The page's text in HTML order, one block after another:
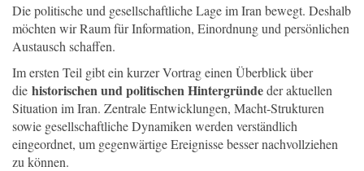
Die politische und gesellschaftliche Lage im Iran bewegt. Deshalb
möchten wir Raum für Information, Einordnung und persönlichen
Austausch schaffen.
Im ersten Teil gibt ein kurzer Vortrag einen Überblick über
die historischen und politischen Hintergründeder aktuellen
Situation im Iran. Zentrale Entwicklungen, Macht-Strukturen
sowie gesellschaftliche Dynamiken werden verständlich
eingeordnet, um gegenwärtige Ereignisse besser nachvollziehen
zu können.